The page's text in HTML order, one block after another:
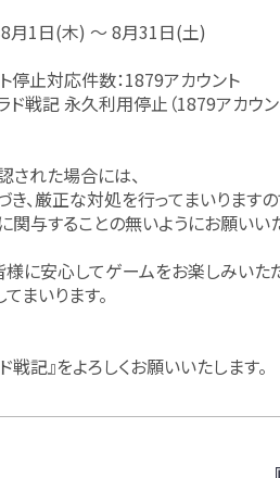
8月1日(木) ～ 8月31日(土)
停止対応件数：1879アカウント
ド戦記 永久利用停止（1879アカウン
された場合には、
、厳正な対処を行ってまいりますの
与することの無いようにお願いい
に安心してゲームをお楽しみいた
まいります。
戦記』をよろしくお願いいたします。